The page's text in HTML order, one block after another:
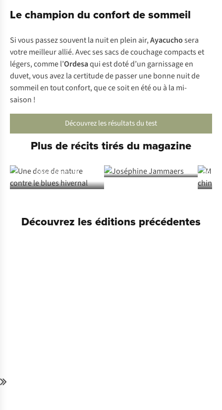
Le champion du confort de sommeil
Si vous passez souvent la nuit en plein air,Ayacuchosera
votre meilleur allié. Avec ses sacs de couchage compacts et
légers, comme l’Ordesaqui est doté d’un garnissage en
duvet, vous avez la certitude de passer une bonne nuit de
sommeil en tout confort, que ce soit en été ou à la mi-
saison !
Découvrez les résultats du test
Plus de récits tirés du magazine
blues hivernal
Must
Découvrez les éditions précédentes